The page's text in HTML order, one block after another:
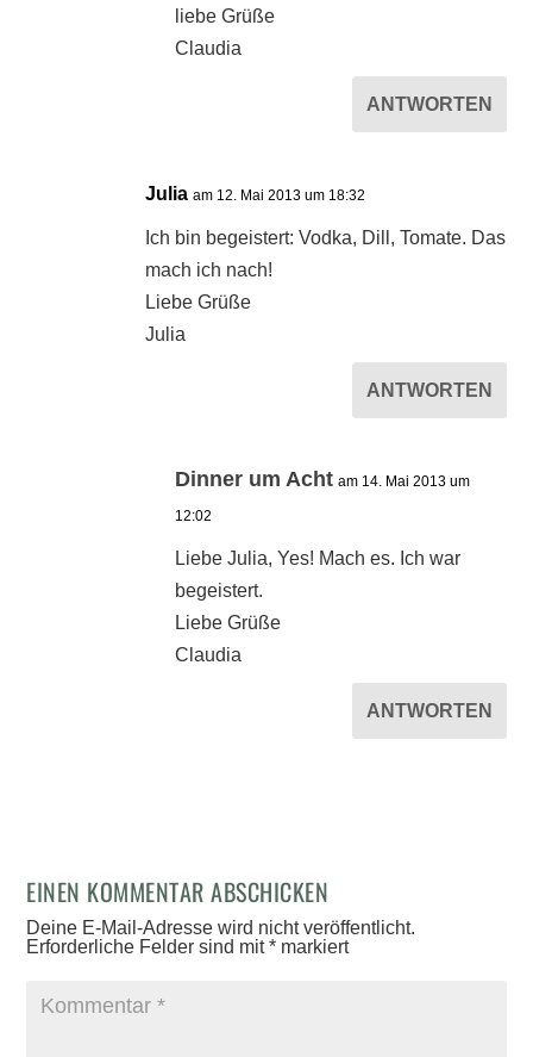
liebe Grüße
Claudia
ANTWORTEN
Julia am 12. Mai 2013 um 18:32
Ich bin begeistert: Vodka, Dill, Tomate. Das
mach ich nach!
Liebe Grüße
Julia
ANTWORTEN
Dinner um Acht am 14. Mai 2013 um
12:02
Liebe Julia, Yes! Mach es. Ich war
begeistert.
Liebe Grüße
Claudia
ANTWORTEN
EINEN KOMMENTAR ABSCHICKEN
Deine E-Mail-Adresse wird nicht veröffentlicht.
Erforderliche Felder sind mit* markiert